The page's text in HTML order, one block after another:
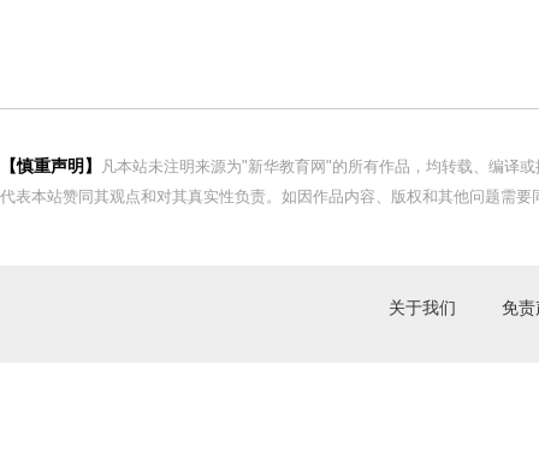
【慎重声明】
凡本站未注明来源为"新华教育网"的所有作品，均转载、编译
代表本站赞同其观点和对其真实性负责。如因作品内容、版权和其他问题需
关于我们 免责